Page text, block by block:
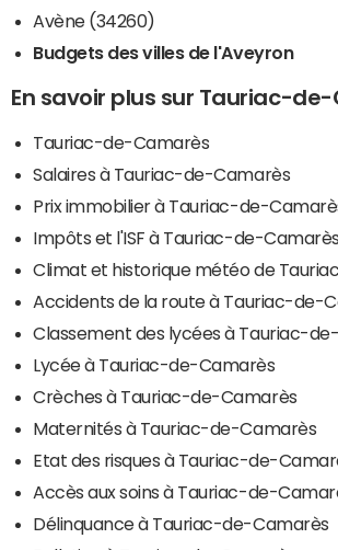
Avène (34260)
Budgets des villes de l'Aveyron
En savoir plus sur Tauriac-
Tauriac-de-Camarès
Salaires à Tauriac-de-Camarès
Prix immobilier à Tauriac-de-
Impôts et l'ISF à Tauriac-de-Camarès
Climat et historique météo de
Accidents de la route à Tauriac-de-
Classement des lycées à Tauriac-
Lycée à Tauriac-de-Camarès
Crèches à Tauriac-de-Camarès
Maternités à Tauriac-de-Camarès
Etat des risques à Tauriac-de-
Accès aux soins à Tauriac-de-
Délinquance à Tauriac-de-Camarès